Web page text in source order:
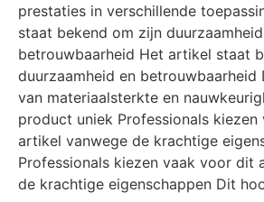
prestaties in verschillende
staat bekend om zijn
betrouwbaarheid Het artikel staat
duurzaamheid en betrouwbaarheid
van materiaalsterkte en
product uniek Professionals
artikel vanwege de krachtige
Professionals kiezen vaak voor dit
de krachtige eigenschappen Dit